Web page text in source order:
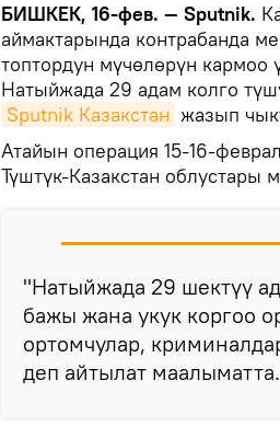
БИШКЕК, 16-фев. — Sputnik.
аймактарында контрабанда
топтордун мүчөлөрүн кармоо
Натыйжада 29 адам колго
Sputnik Казакстан жазып
Атайын операция 15-16-
Түштүк-Казакстан
"Натыйжада 29 шектүү
бажы жана укук коргоо
ортомчулар,
деп айтылат маалыматта.